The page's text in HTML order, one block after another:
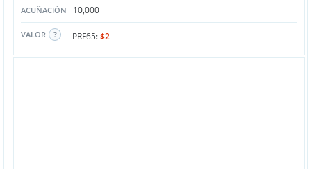
ACUÑACIÓN 10,000
VALOR PRF65:$2